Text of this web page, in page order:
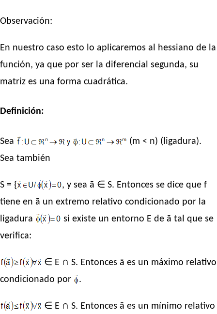
Observación:
En nuestro caso esto lo aplicaremos al hessiano de la
función, ya que por ser la diferencial segunda, su
matriz es una forma cuadrática.
Definición:
Sea
(m < n) (ligadura).
Sea también
S = {
, y sea ā ∈ S. Entonces se dice que f
tiene en ā un extremo relativo condicionado por la
ligadura
si existe un entorno E de ā tal que se
verifica:
∈ E ∩ S. Entonces ā es un máximo relativo
condicionado por
.
∈ E ∩ S. Entonces ā es un mínimo relativo